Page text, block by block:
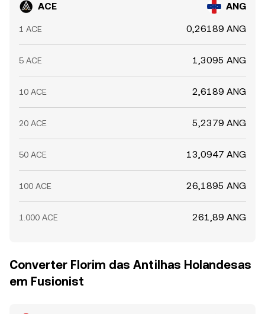
ACE ANG
1 ACE 0,26189 ANG
5 ACE 1,3095 ANG
10 ACE 2,6189 ANG
20 ACE 5,2379 ANG
50 ACE 13,0947 ANG
100 ACE 26,1895 ANG
1.000 ACE 261,89 ANG
Converter Florim das Antilhas Holandesas
em Fusionist